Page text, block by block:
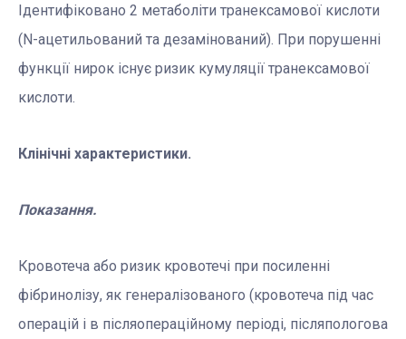
Ідентифіковано 2 метаболіти транексамової кислоти
(N-ацетильований та дезамінований). При порушенні
функції нирок існує ризик кумуляції транексамової
кислоти.
Клінічні характеристики.
Показання.
Кровотеча або ризик кровотечі при посиленні
фібринолізу, як генералізованого (кровотеча під час
операцій і в післяопераційному періоді, післяпологова